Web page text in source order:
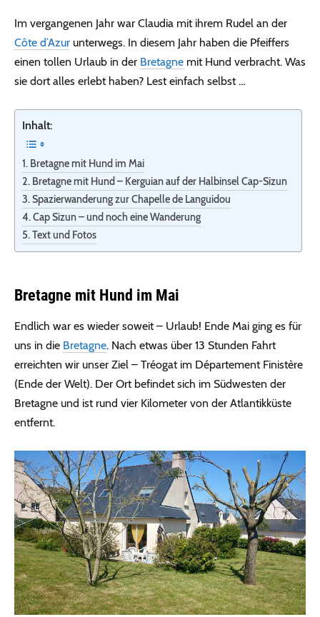
Im vergangenen Jahr war Claudia mit ihrem Rudel an der
Côte d’Azur unterwegs. In diesem Jahr haben die Pfeiffers
einen tollen Urlaub in der Bretagne mit Hund verbracht. Was
sie dort alles erlebt haben? Lest einfach selbst …
Inhalt:
Bretagne mit Hund im Mai
Bretagne mit Hund – Kerguian auf der Halbinsel Cap-Sizun
Spazierwanderung zur Chapelle de Languidou
Cap Sizun – und noch eine Wanderung
Text und Fotos
Bretagne mit Hund im Mai
Endlich war es wieder soweit – Urlaub! Ende Mai ging es für
uns in die Bretagne. Nach etwas über 13 Stunden Fahrt
erreichten wir unser Ziel – Tréogat im Département Finistère
(Ende der Welt). Der Ort befindet sich im Südwesten der
Bretagne und ist rund vier Kilometer von der Atlantikküste
entfernt.